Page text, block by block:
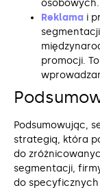
osobowych.
Reklama i
promocji.
Podsumowując,
strategią, która
do
segmentacji,
do